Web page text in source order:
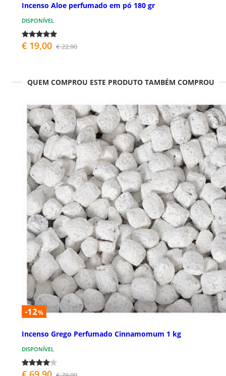
Incenso Aloe perfumado em pó 180 gr
DISPONÍVEL
€ 19,00 € 22,90
QUEM COMPROU ESTE PRODUTO TAMBÉM COMPROU
-12%
Incenso Grego Perfumado Cinnamomum 1 kg
DISPONÍVEL